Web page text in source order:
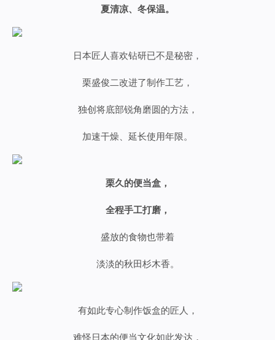
夏清凉、冬保温。
日本匠人喜欢钻研已不是秘密，
栗盛俊二改进了制作工艺，
独创将底部锐角磨圆的方法，
加速干燥 延长使用年限。
栗久的便当盒，
全程手工打磨，
盛放的食物也带着
淡淡的秋田杉木香。
有如此专心制作饭盒的匠人 ，
难怪日本的便当文化如此发达，